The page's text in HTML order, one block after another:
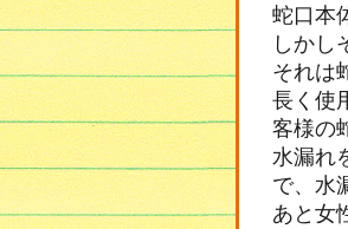
蛇口本
しかし
それは
長く使
客様の
水漏れ
で、水
あと女